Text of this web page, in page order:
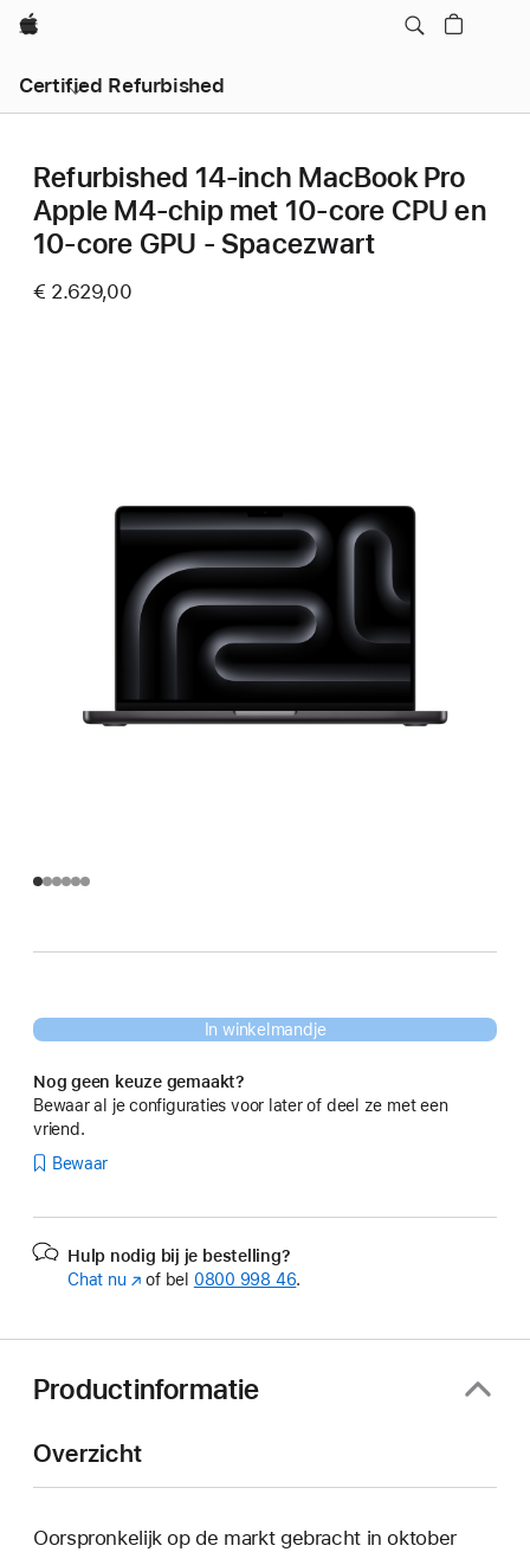
Apple
Certified Refurbished
Refurbished 14‑inch MacBook Pro
Apple M4-chip met 10‑core CPU en
10‑core GPU - Spacezwart
€ 2.629,00
In winkelmandje
Nog geen keuze gemaakt?
Bewaar al je configuraties voor later of deel ze met een
vriend.
Bewaar
Hulp nodig bij je bestelling?
Chat nu (Wordt
of bel 0800 998 46.
Productinformatie
Overzicht
Oorspronkelijk op de markt gebracht in oktober